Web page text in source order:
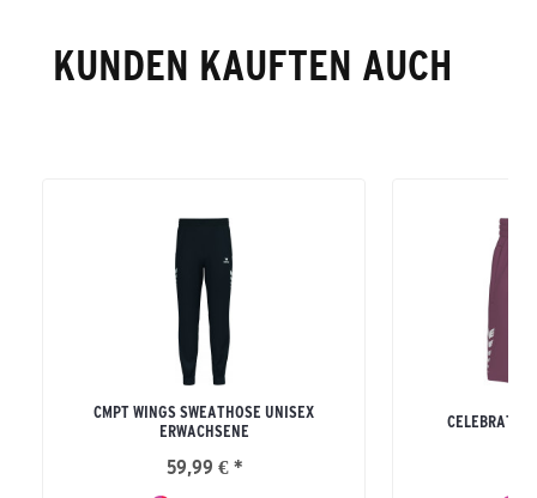
KUNDEN KAUFTEN AUCH
CMPT WINGS SWEATHOSE UNISEX
ERWACHSENE
59,99 € *
CELEBRATE